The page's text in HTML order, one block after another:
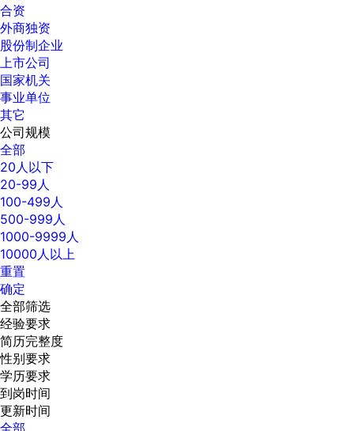
合资
外商独资
股份制企业
上市公司
国家机关
事业单位
其它
公司规模
全部
20人以下
20-99人
100-499人
500-999人
1000-9999人
10000人以上
重置
确定
全部筛选
经验要求
简历完整度
性别要求
学历要求
到岗时间
更新时间